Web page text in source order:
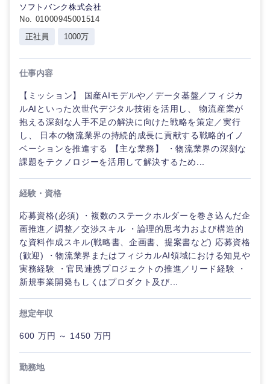
ソフトバンク株式会社
No. 01000945001514
正社員
1000万
仕事内容
【ミッション】 国産AIモデルや／データ基盤／フィジカ
ルAIといった次世代デジタル技術を活用し、 物流産業が
抱える深刻な人手不足の解決に向けた戦略を策定／実行
し、 日本の物流業界の持続的成長に貢献する戦略的イノ
ベーションを推進する 【主な業務】 ・物流業界の深刻な
課題をテクノロジーを活用して解決するため...
経験・資格
応募資格(必須) ・複数のステークホルダーを巻き込んだ企
画推進／調整／交渉スキル ・論理的思考力および構造的
な資料作成スキル(戦略書、企画書、提案書など) 応募資格
(歓迎) ・物流業界またはフィジカルAI領域における知見や
実務経験 ・官民連携プロジェクトの推進／リード経験 ・
新規事業開発もしくはプロダクト及び...
想定年収
600 万円 ～ 1450 万円
勤務地